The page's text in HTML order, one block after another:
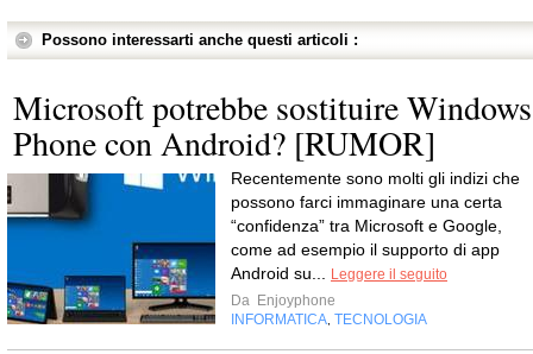
Possono interessarti anche questi articoli :
Microsoft potrebbe sostituire Windows
Phone con Android? [RUMOR]
Recentemente sono molti gli indizi che
possono farci immaginare una certa
“confidenza” tra Microsoft e Google,
come ad esempio il supporto di app
Android su...
Leggere il seguito
Da Enjoyphone
INFORMATICA TECNOLOGIA